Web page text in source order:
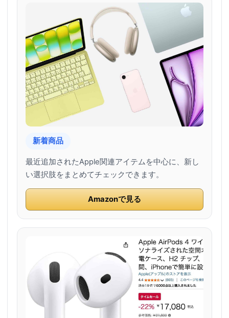
新着商品
最近追加されたApple関連アイテムを中心に、新し
い選択肢をまとめてチェックできます。
Amazonで見る